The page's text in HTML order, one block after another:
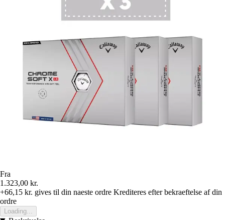
Fra
1.323,00 kr.
+66,15 kr. gives til din naeste ordre Krediteres efter bekraeftelse af din
ordre
Loading...